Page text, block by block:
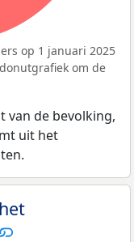
op 1 januari 2025
om de
van de bevolking,
uit het